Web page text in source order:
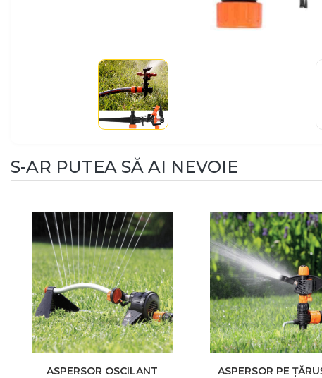
S-AR PUTEA SĂ AI NEVOIE
ASPERSOR OSCILANT
ASPERSOR PE